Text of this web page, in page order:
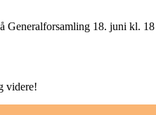
Generalforsamling 18. juni kl. 18
videre!